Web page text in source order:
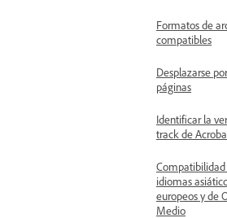
Formatos de
compatibles
Desplazarse
páginas
Identificar la
track de
Compatibilidad
idiomas
europeos y de
Medio